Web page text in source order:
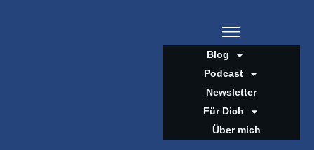
Blog
Podcast
Newsletter
Für Dich
Über mich